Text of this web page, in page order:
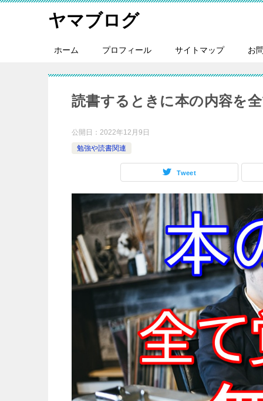
ヤマブログ
ホーム プロフィール サイトマップ お
読書するときに本の内容を
公開日： 2022年12月9日
勉強や読書関連
Tweet